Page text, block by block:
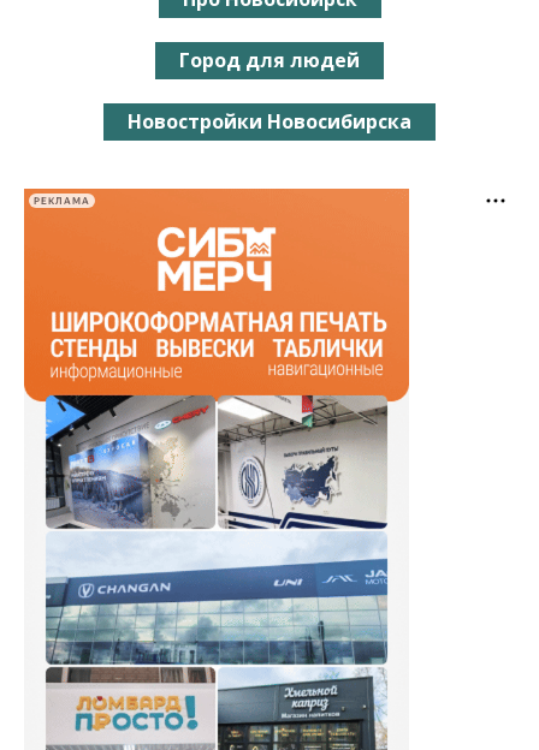
Город для людей
Новостройки Новосибирска
РЕКЛАМА